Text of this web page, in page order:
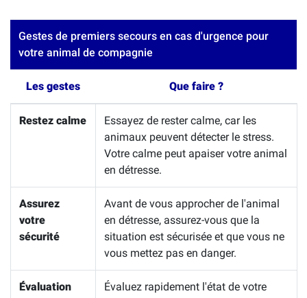
Gestes de premiers secours en cas d'urgence pour
votre animal de compagnie
Les gestes Que faire ?
Restez calme
Essayez de rester calme, car les
animaux peuvent détecter le stress.
Votre calme peut apaiser votre animal
en détresse.
Assurez
votre
sécurité
Avant de vous approcher de l'animal
en détresse, assurez-vous que la
situation est sécurisée et que vous ne
vous mettez pas en danger.
Évaluation
Évaluez rapidement l'état de votre